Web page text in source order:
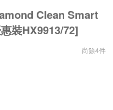
Clean Smart
裝HX9913/72]
尚餘4件